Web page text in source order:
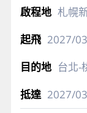
札幌
2027/
台北-
2027/